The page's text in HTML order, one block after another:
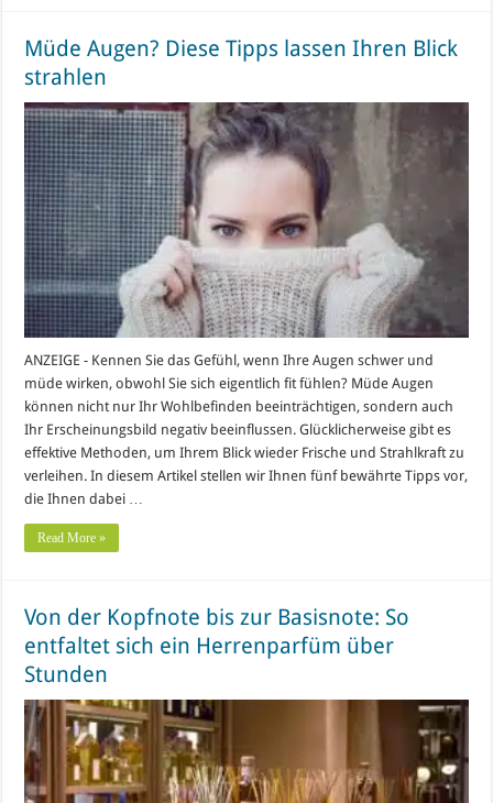
Müde Augen? Diese Tipps lassen Ihren Blick
strahlen
ANZEIGE - Kennen Sie das Gefühl, wenn Ihre Augen schwer und
müde wirken, obwohl Sie sich eigentlich fit fühlen? Müde Augen
können nicht nur Ihr Wohlbefinden beeinträchtigen, sondern auch
Ihr Erscheinungsbild negativ beeinflussen. Glücklicherweise gibt es
effektive Methoden, um Ihrem Blick wieder Frische und Strahlkraft zu
verleihen. In diesem Artikel stellen wir Ihnen fünf bewährte Tipps vor,
die Ihnen dabei …
Read More »
Von der Kopfnote bis zur Basisnote: So
entfaltet sich ein Herrenparfüm über
Stunden